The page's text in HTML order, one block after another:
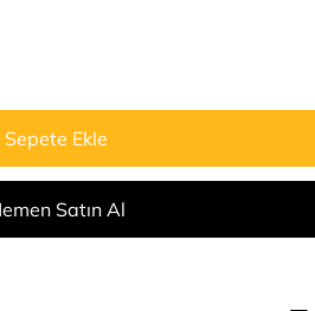
Sepete Ekle
Satın Al